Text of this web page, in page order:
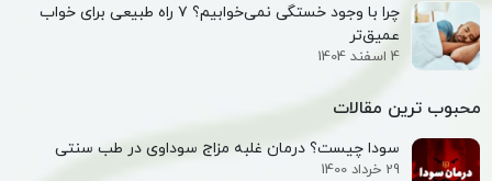
چرا با وجود خستگی نمی‌خوابیم؟ ۷ راه طبیعی برای خواب
عمیق‌تر
4 اسفند 1404
محبوب ترین مقالات
سودا چیست؟ درمان غلبه مزاج سوداوی در طب سنتی
29 خرداد 1400